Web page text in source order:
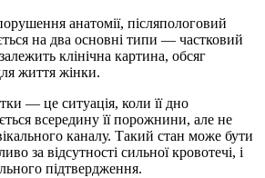
анатомії, післяпологовий
на два основні типи — частковий
клінічна картина, обсяг
життя жінки.
— це ситуація, коли її дно
всередину її порожнини, але не
каналу. Такий стан може бути
за відсутності сильної кровотечі, і
підтвердження.